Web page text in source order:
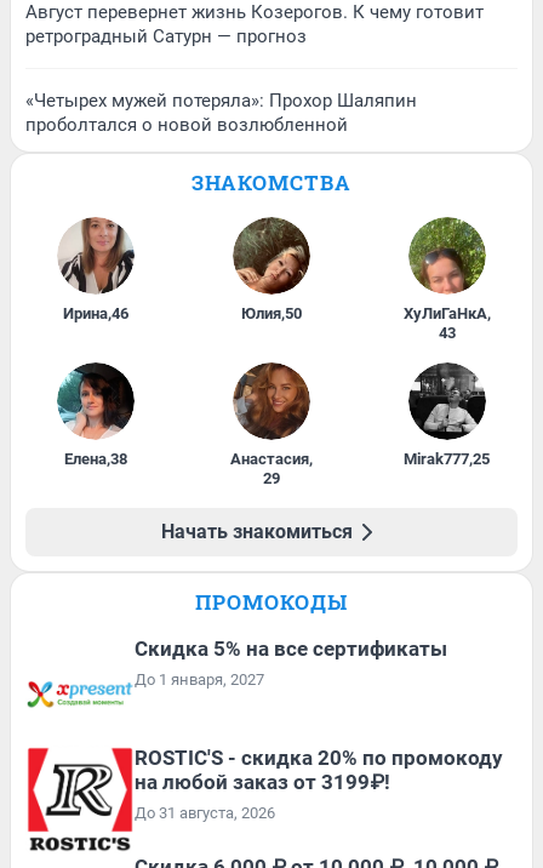
Август перевернет жизнь Козерогов. К чему готовит
ретроградный Сатурн — прогноз
«Четырех мужей потеряла»: Прохор Шаляпин
проболтался о новой возлюбленной
ЗНАКОМСТВА
Ирина,46 Юлия,50 ХуЛиГаНкА,
43
Елена,38 Анастасия,
29
Mirak777,25
Начать знакомиться
ПРОМОКОДЫ
Скидка 5% на все сертификаты
До 1 января, 2027
ROSTIC'S - скидка 20% по промокоду
на любой заказ от 3199₽!
До 31 августа, 2026